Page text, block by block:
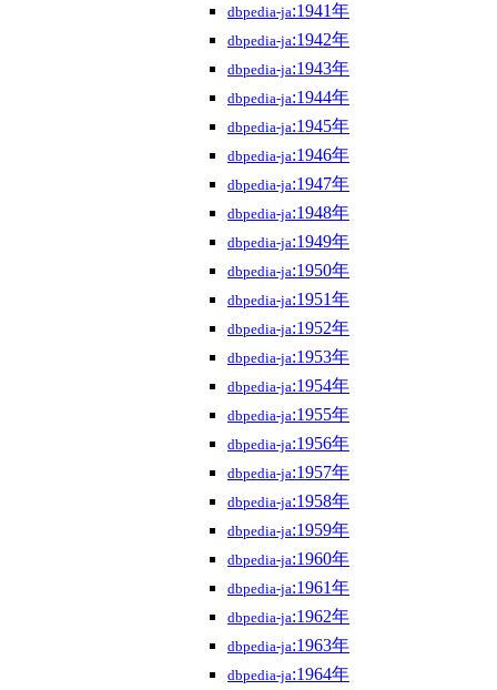
dbpedia-ja:1941年
dbpedia-ja:1942年
dbpedia-ja:1943年
dbpedia-ja:1944年
dbpedia-ja:1945年
dbpedia-ja:1946年
dbpedia-ja:1947年
dbpedia-ja:1948年
dbpedia-ja:1949年
dbpedia-ja:1950年
dbpedia-ja:1951年
dbpedia-ja:1952年
dbpedia-ja:1953年
dbpedia-ja:1954年
dbpedia-ja:1955年
dbpedia-ja:1956年
dbpedia-ja:1957年
dbpedia-ja:1958年
dbpedia-ja:1959年
dbpedia-ja:1960年
dbpedia-ja:1961年
dbpedia-ja:1962年
dbpedia-ja:1963年
dbpedia-ja:1964年